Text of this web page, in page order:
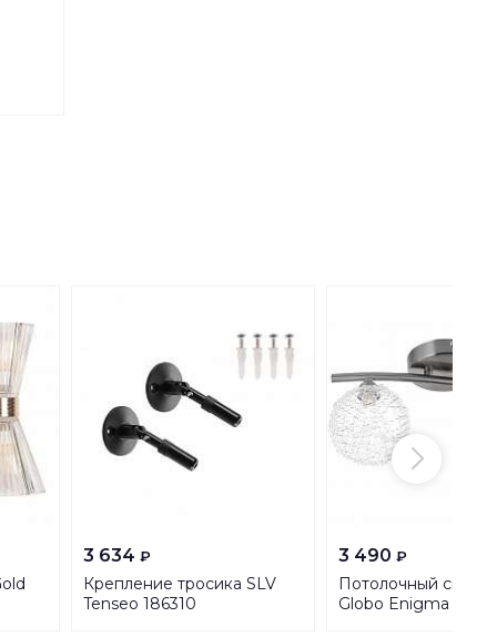
3 634 ₽
Крепление тросика SLV
Tenseo 186310
3 490 ₽
Потолочный
Globo Enigma